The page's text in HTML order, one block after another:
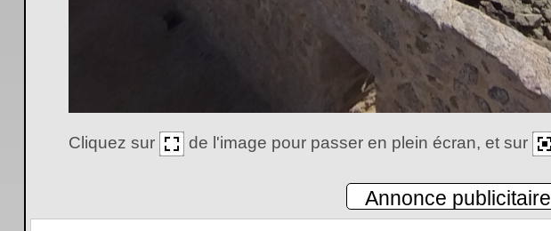
Cliquez sur de l'image pour passer en plein écran, et sur
Annonce publicitaire